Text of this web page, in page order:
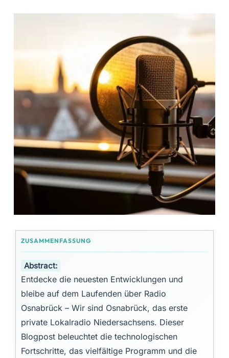
Abstract:
Entdecke die neuesten Entwicklungen und
bleibe auf dem Laufenden über Radio
Osnabrück – Wir sind Osnabrück, das erste
private Lokalradio Niedersachsens. Dieser
Blogpost beleuchtet die technologischen
Fortschritte, das vielfältige Programm und die